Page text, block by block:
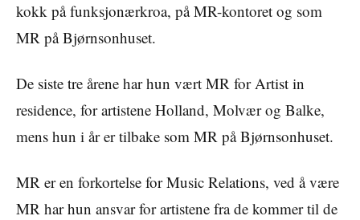
kokk på funksjonærkroa, på MR-kontoret og som
MR på Bjørnsonhuset.
De siste tre årene har hun vært MR for Artist in
residence, for artistene Holland, Molvær og Balke,
mens hun i år er tilbake som MR på Bjørnsonhuset.
MR er en forkortelse for Music Relations, ved å være
MR har hun ansvar for artistene fra de kommer til de